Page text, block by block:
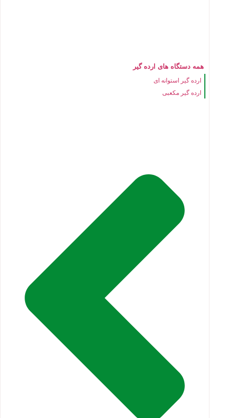
همه دستگاه های ارده گیر
ارده گیر استوانه ای
ارده گیر مکعبی